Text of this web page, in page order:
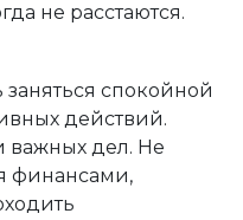
не расстаются.
спокойной
действий.
важных дел. Не
финансами,